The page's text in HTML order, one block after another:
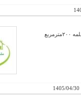
۱۶۰۰۰ مترمربع زمین که ۱۵۰۰۰ مترمربع آن باغ با درختان ۱۰ ساله بارده ۳۵۰ اصله درخت میوه و۱۰۰۰ اصله درخت قلمه ۲۰۰مترمربع
1405/04/30